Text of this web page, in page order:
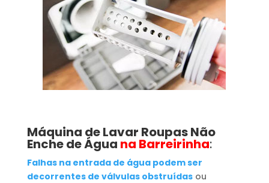
Máquina de Lavar RoupasNão
Enche de Água na Barreirinha:
Falhas na entrada de água podem ser
decorrentes de válvulas obstruídasou